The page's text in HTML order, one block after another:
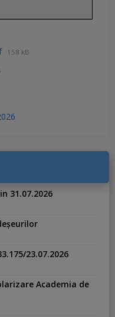
158 kB
31.07.2026
23.07.2026
Academia de